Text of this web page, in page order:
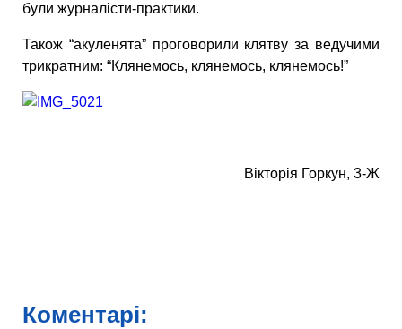
були журналісти-практики.
Також “акуленята” проговорили клятву за ведучими
трикратним: “Клянемось, клянемось, клянемось!”
Вікторія Горкун, 3-Ж
Коментарі: